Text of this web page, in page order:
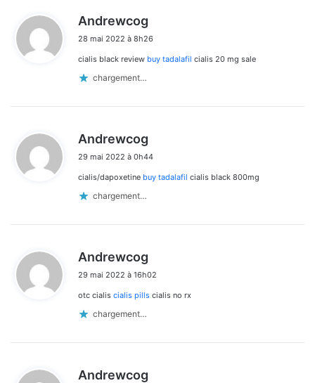
Andrewcog
t
28 mai 2022 à 8h26
cialis black review buy tadalafil cialis 20 mg sale
chargement…
Andrewcog
t
29 mai 2022 à 0h44
cialis/dapoxetine buy tadalafil cialis black 800mg
chargement…
Andrewcog
t
29 mai 2022 à 16h02
otc cialis cialis pills cialis no rx
chargement…
Andrewcog